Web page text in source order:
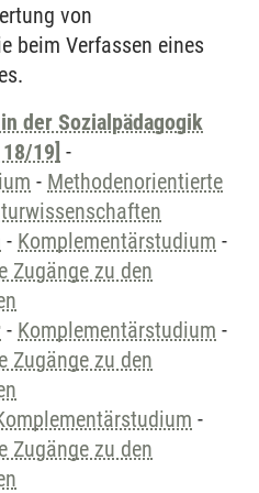
von
beim Verfassen eines
der Sozialpädagogik
19] -
- Methodenorientierte
- Komplementärstudium -
Zugänge zu den
- Komplementärstudium -
Zugänge zu den
-
Zugänge zu den